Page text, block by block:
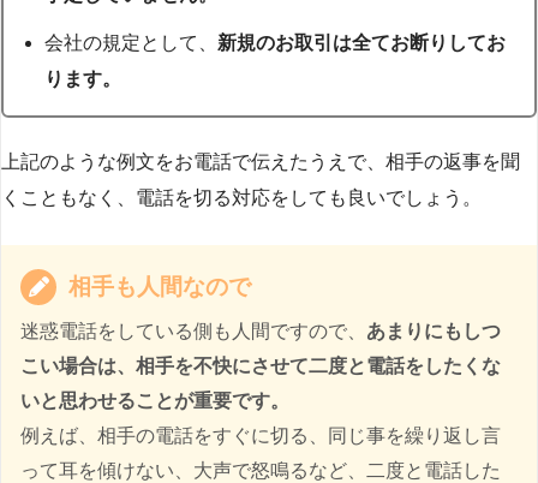
会社の規定として、 新規のお取引は全てお断りしてお
ります。
上記のような例文をお電話で伝えたうえで、相手の返事を聞
くこともなく、電話を切る対応をしても良いでしょう。
相手も人間なので
迷惑電話をしている側も人間ですので、 あまりにもしつ
こい場合は、相手を不快にさせて二度と電話をしたくな
いと思わせることが重要です。
例えば、相手の電話をすぐに切る、同じ事を繰り返し言
って耳を傾けない、大声で怒鳴るなど、二度と電話した